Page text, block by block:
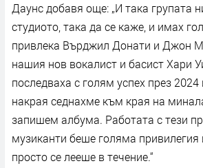
Даунс добавя още: „И така групата
студиото, така да се каже, и имах
привлека Върджил Донати и Джон
нашия нов вокалист и басист Хари
последваха с голям успех през
накрая седнахме към края на
запишем албума. Работата с тези
музиканти беше голяма
просто се лееше в течение.“